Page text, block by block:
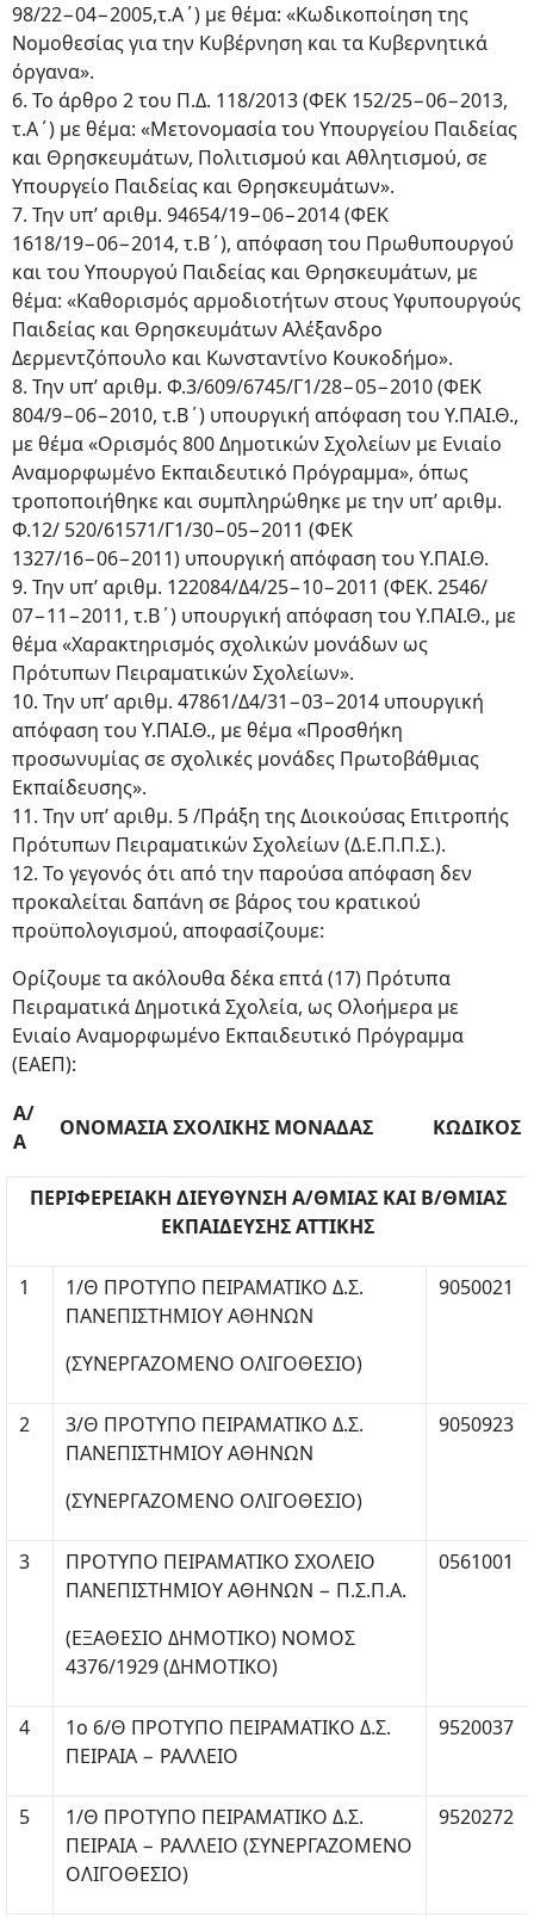
98/22−04−2005,τ.Α΄) με θέμα: «Κωδικοποίηση της
Νομοθεσίας για την Κυβέρνηση και τα Κυβερνητικά
όργανα».
6. Το άρθρο 2 του Π.Δ. 118/2013 (ΦΕΚ 152/25−06−2013,
τ.Α΄) με θέμα: «Μετονομασία του Υπουργείου Παιδείας
και Θρησκευμάτων, Πολιτισμού και Αθλητισμού, σε
Υπουργείο Παιδείας και Θρησκευμάτων».
7. Την υπ’ αριθμ. 94654/19−06−2014 (ΦΕΚ
1618/19−06−2014, τ.Β΄), απόφαση του Πρωθυπουργού
και του Υπουργού Παιδείας και Θρησκευμάτων, με
θέμα: «Καθορισμός αρμοδιοτήτων στους Υφυπουργούς
Παιδείας και Θρησκευμάτων Αλέξανδρο
Δερμεντζόπουλο και Κωνσταντίνο Κουκοδήμο».
8. Την υπ’ αριθμ. Φ.3/609/6745/Γ1/28−05−2010 (ΦΕΚ
804/9−06−2010, τ.Β΄) υπουργική απόφαση του Υ.ΠΑΙ.Θ.,
με θέμα «Ορισμός 800 Δημοτικών Σχολείων με Ενιαίο
Αναμορφωμένο Εκπαιδευτικό Πρόγραμμα», όπως
τροποποιήθηκε και συμπληρώθηκε με την υπ’ αριθμ.
Φ.12/ 520/61571/Γ1/30−05−2011 (ΦΕΚ
1327/16−06−2011) υπουργική απόφαση του Υ.ΠΑΙ.Θ.
9. Την υπ’ αριθμ. 122084/Δ4/25−10−2011 (ΦΕΚ. 2546/
07−11−2011, τ.Β΄) υπουργική απόφαση του Υ.ΠΑΙ.Θ., με
θέμα «Χαρακτηρισμός σχολικών μονάδων ως
Πρότυπων Πειραματικών Σχολείων».
10. Την υπ’ αριθμ. 47861/Δ4/31−03−2014 υπουργική
απόφαση του Υ.ΠΑΙ.Θ., με θέμα «Προσθήκη
προσωνυμίας σε σχολικές μονάδες Πρωτοβάθμιας
Εκπαίδευσης».
11. Την υπ’ αριθμ. 5 /Πράξη της Διοικούσας Επιτροπής
Πρότυπων Πειραματικών Σχολείων (Δ.Ε.Π.Π.Σ.).
12. Το γεγονός ότι από την παρούσα απόφαση δεν
προκαλείται δαπάνη σε βάρος του κρατικού
προϋπολογισμού, αποφασίζουμε:
Ορίζουμε τα ακόλουθα δέκα επτά (17) Πρότυπα
Πειραματικά Δημοτικά Σχολεία, ως Ολοήμερα με
Ενιαίο Αναμορφωμένο Εκπαιδευτικό Πρόγραμμα
(ΕΑΕΠ):
Α/
Α
ΟΝΟΜΑΣΙΑ ΣΧΟΛΙΚΗΣ ΜΟΝΑΔΑΣ ΚΩΔΙΚΟΣ
ΠΕΡΙΦΕΡΕΙΑΚΗ ΔΙΕΥΘΥΝΣΗ Α/ΘΜΙΑΣ ΚΑΙ Β/ΘΜΙΑΣ
ΕΚΠΑΙΔΕΥΣΗΣ ΑΤΤΙΚΗΣ
1
1/Θ ΠΡΟΤΥΠΟ ΠΕΙΡΑΜΑΤΙΚΟ Δ.Σ.
ΠΑΝΕΠΙΣΤΗΜΙΟΥ ΑΘΗΝΩΝ
(ΣΥΝΕΡΓΑΖΟΜΕΝΟ ΟΛΙΓΟΘΕΣΙΟ)
9050021
2
3/Θ ΠΡΟΤΥΠΟ ΠΕΙΡΑΜΑΤΙΚΟ Δ.Σ.
ΠΑΝΕΠΙΣΤΗΜΙΟΥ ΑΘΗΝΩΝ
(ΣΥΝΕΡΓΑΖΟΜΕΝΟ ΟΛΙΓΟΘΕΣΙΟ)
9050923
3
ΠΡΟΤΥΠΟ ΠΕΙΡΑΜΑΤΙΚΟ ΣΧΟΛΕΙΟ
ΠΑΝΕΠΙΣΤΗΜΙΟΥ ΑΘΗΝΩΝ − Π.Σ.Π.Α.
(ΕΞΑΘΕΣΙΟ ΔΗΜΟΤΙΚΟ) ΝΟΜΟΣ
4376/1929 (ΔΗΜΟΤΙΚΟ)
0561001
4
1ο 6/Θ ΠΡΟΤΥΠΟ ΠΕΙΡΑΜΑΤΙΚΟ Δ.Σ.
ΠΕΙΡΑΙΑ − ΡΑΛΛΕΙΟ
9520037
5
1/Θ ΠΡΟΤΥΠΟ ΠΕΙΡΑΜΑΤΙΚΟ Δ.Σ.
ΠΕΙΡΑΙΑ − ΡΑΛΛΕΙΟ (ΣΥΝΕΡΓΑΖΟΜΕΝΟ
ΟΛΙΓΟΘΕΣΙΟ)
9520272